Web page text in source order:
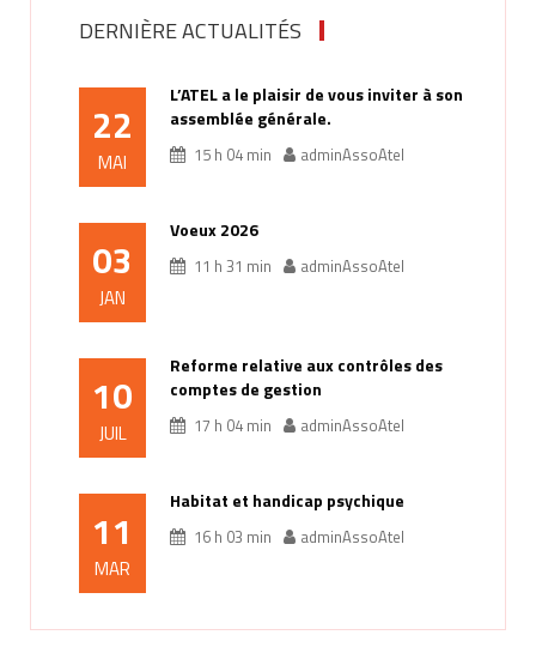
DERNIÈRE ACTUALITÉS
22
MAI
L’ATEL a le plaisir de vous inviter à son
assemblée générale.
15 h 04 min adminAssoAtel
03
JAN
Voeux 2026
11 h 31 min adminAssoAtel
10
JUIL
Reforme relative aux contrôles des
comptes de gestion
17 h 04 min adminAssoAtel
11
MAR
Habitat et handicap psychique
16 h 03 min adminAssoAtel